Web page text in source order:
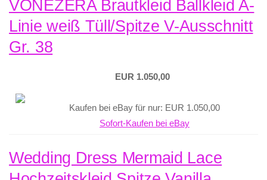
VONEZERA Brautkleid Ballkleid A-
Linie weiß Tüll/Spitze V-Ausschnitt
Gr. 38
EUR 1.050,00
Kaufen bei eBay für nur: EUR 1.050,00
Sofort-Kaufen bei eBay
Wedding Dress Mermaid Lace